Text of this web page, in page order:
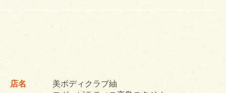
店名
美ボディクラブ紬